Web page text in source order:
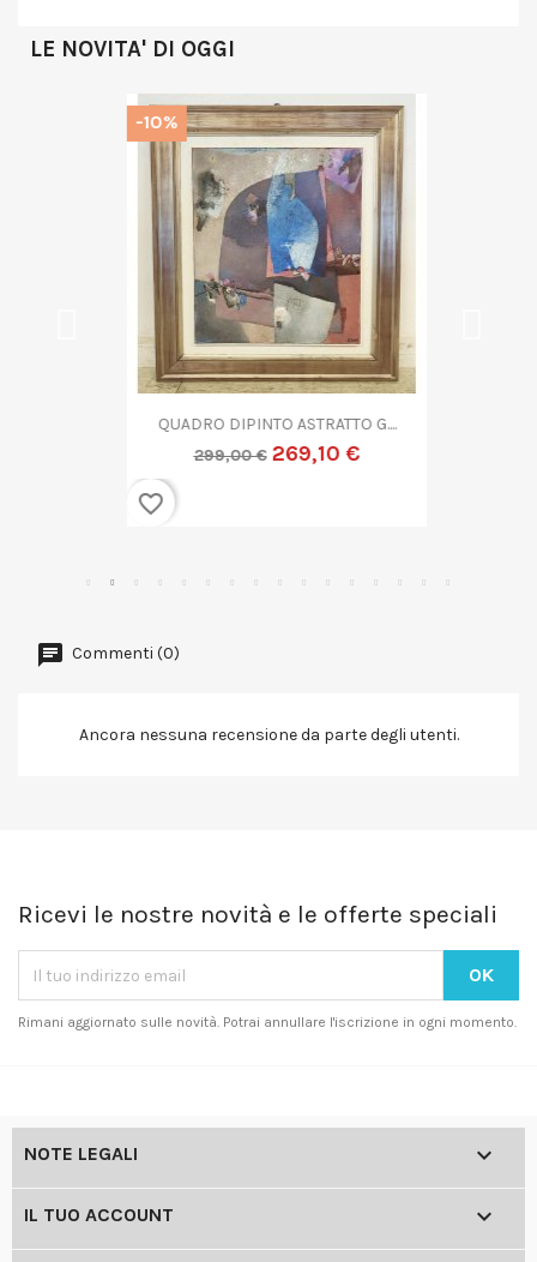
LE NOVITA' DI OGGI
QUADRO DIPINTO ASTRATTO G....
299,00 € 269,10 €
-10%
favorite_border
Commenti (0)
Ancora nessuna recensione da parte degli utenti.
Ricevi le nostre novità e le offerte speciali
Rimani aggiornato sulle novità. Potrai annullare l'iscrizione in ogni momento.
NOTE LEGALI 
IL TUO ACCOUNT 